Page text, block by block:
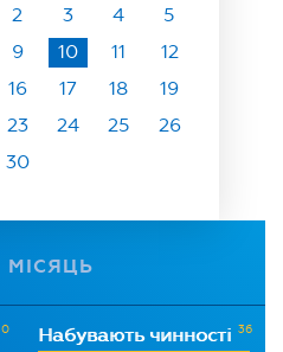
2 3 4
5
9 10 11
12
16 17 18
19
23 24 25
26
30
МІСЯЦЬ
0 Набувають чинності 36